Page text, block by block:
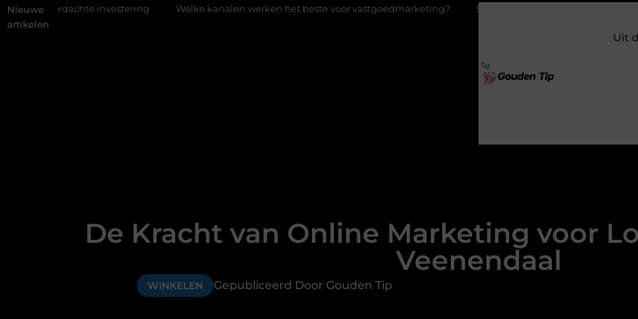
Nieuwe
artikelen
investering Welke kanalen werken het beste voor vastgoedmarketing? Schenking aan een goed doel: waarom geven
Uit
De Kracht van Online Marketing voor
Veenendaal
WINKELEN Gepubliceerd Door Gouden Tip